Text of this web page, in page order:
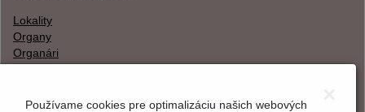
Lokality
Organy
Organári
Používame cookies pre optimalizáciu našich webových